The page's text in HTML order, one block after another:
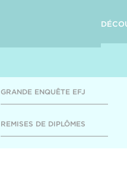
GRANDE ENQUÊTE EFJ
REMISES DE DIPLÔMES